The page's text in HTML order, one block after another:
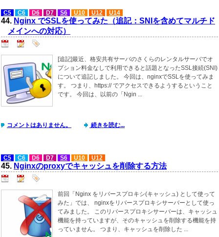
C5 C6 D6 D7 S6 U10 U12 U14
44. Nginx でSSLを使ってみた（追記：SNIを含めてマルチド
メインへの対応）
[追記]最近、格安共有サーバのさくらのレンタルサーバでオ
プション料金なしで利用できると話題となったSSL接続(SNI)
について追記しました。 今回は、nginxでSSLを使ってみま
す。 つまり、https:// でアクセスできるようするということ
です。 今回は、以前の「Ngin ...
コメントはありません。 続きを読む...
C5 C6 D6 D7 S6 U10 U12
45. Nginxのproxyでキャッシュを削除する方法
前回「Nginx をリバースプロキシ(キャッシュ) として使って
みた」では、 nginxをリバースプロキシサーバーとして使っ
てみました。 このリバースプロキシサーバーは、キャッシュ
機能を持っていますが、そのキャッシュを削除する機能を持
っていません。 つまり、キャッシュを削除した ...